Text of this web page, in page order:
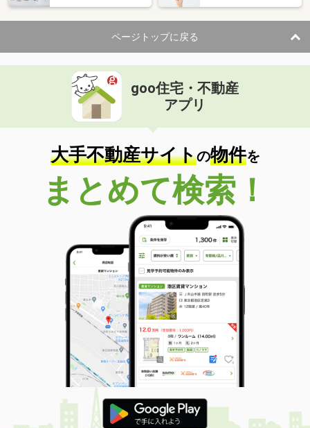
ページトップに戻る
goo住宅・不動産
アプリ
大手不動産サイトの物件を
まとめて検索！